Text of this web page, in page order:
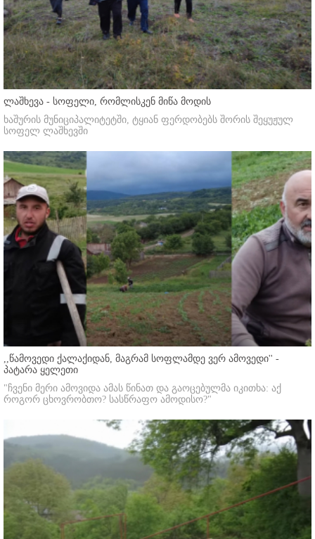
ლაშხევა - სოფელი, რომლისკენ მიწა მოდის
ხაშურის მუნიციპალიტეტში, ტყიან ფერდობებს შორის შეყუჟულ
სოფელ ლაშხევში
,,წამოვედი ქალაქიდან, მაგრამ სოფლამდე ვერ ამოვედი'' -
პატარა ყელეთი
"ჩვენი მერი ამოვიდა ამას წინათ და გაოცებულმა იკითხა: აქ
როგორ ცხოვრობთო? სასწრაფო ამოდისო?"